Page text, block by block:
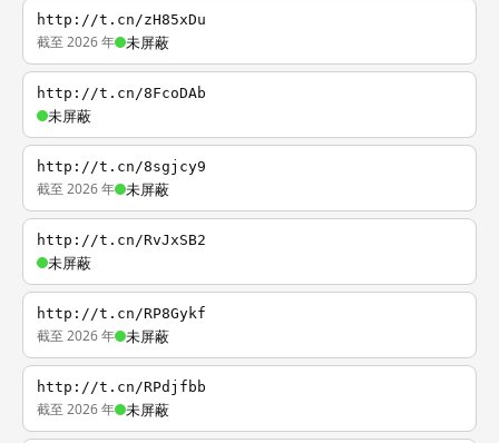
http://t.cn/zH85xDu
截至 2026 年 未屏蔽
http://t.cn/8FcoDAb
未屏蔽
http://t.cn/8sgjcy9
截至 2026 年 未屏蔽
http://t.cn/RvJxSB2
未屏蔽
http://t.cn/RP8Gykf
截至 2026 年 未屏蔽
http://t.cn/RPdjfbb
截至 2026 年 未屏蔽